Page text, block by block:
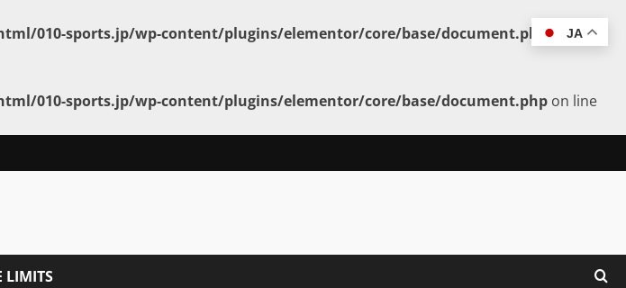
010-sports.jp/wp-content/plugins/elementor/core/base/document.phpon line
010-sports.jp/wp-content/plugins/elementor/core/base/document.php on line
LIMITS
JA